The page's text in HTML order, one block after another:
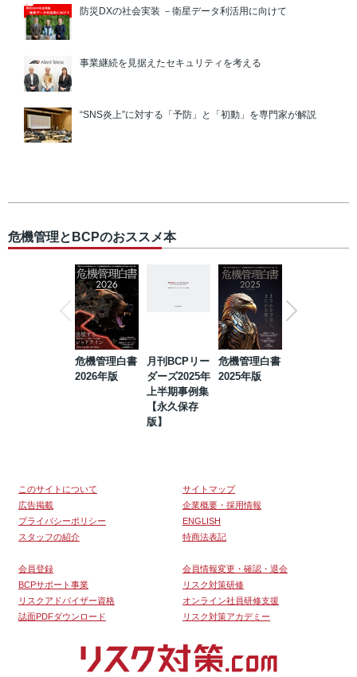
防災DXの社会実装 －衛星データ利活用に向けて
事業継続を見据えたセキュリティを考える
“SNS炎上”に対する「予防」と「初動」を専門家が解説
危機管理とBCPのおススメ本
危機管理白書
2026年版
月刊BCPリー
ダーズ2025年
上半期事例集
【永久保存
版】
危機管理白書
2025年版
このサイトについて
サイトマップ
広告掲載
企業概要・採用情報
プライバシーポリシー
ENGLISH
スタッフの紹介
特商法表記
会員登録
会員情報変更・確認・退会
BCPサポート事業
リスク対策研修
リスクアドバイザー資格
オンライン社員研修支援
誌面PDFダウンロード
リスク対策アカデミー